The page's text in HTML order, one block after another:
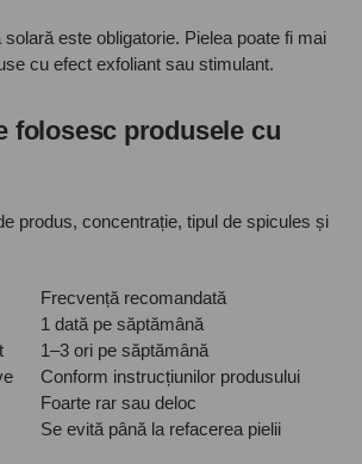
este obligatorie. Pielea poate fi mai
cu efect exfoliant sau stimulant.
folosesc produsele cu
produs, concentrație, tipul de spicules și
Frecvență recomandată
1 dată pe săptămână
1–3 ori pe săptămână
Conform instrucțiunilor produsului
Foarte rar sau deloc
Se evită până la refacerea pielii